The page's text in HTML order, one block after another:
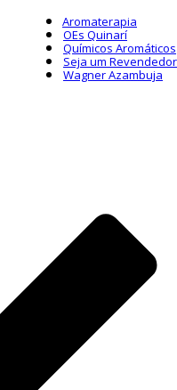
Aromaterapia
OEs Quinarí
Químicos Aromáticos
Seja um Revendedor
Wagner Azambuja